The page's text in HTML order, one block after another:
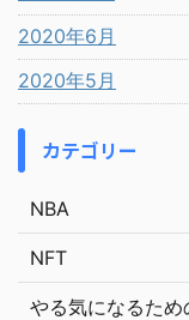
2020年6月
2020年5月
カテゴリー
NBA
NFT
やる気になるため